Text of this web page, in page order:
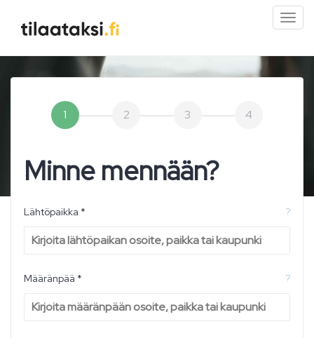
1 2 3 4
Minne mennään?
Lähtöpaikka * ?
Määränpää * ?